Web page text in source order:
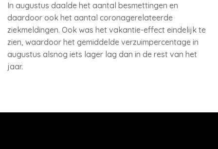
In augustus daalde het aantal besmettingen en
daardoor ook het aantal coronagerelateerde
ziekmeldingen. Ook was het vakantie-effect eindelijk te
zien, waardoor het gemiddelde verzuimpercentage in
augustus alsnog iets lager lag dan in de rest van het
jaar.